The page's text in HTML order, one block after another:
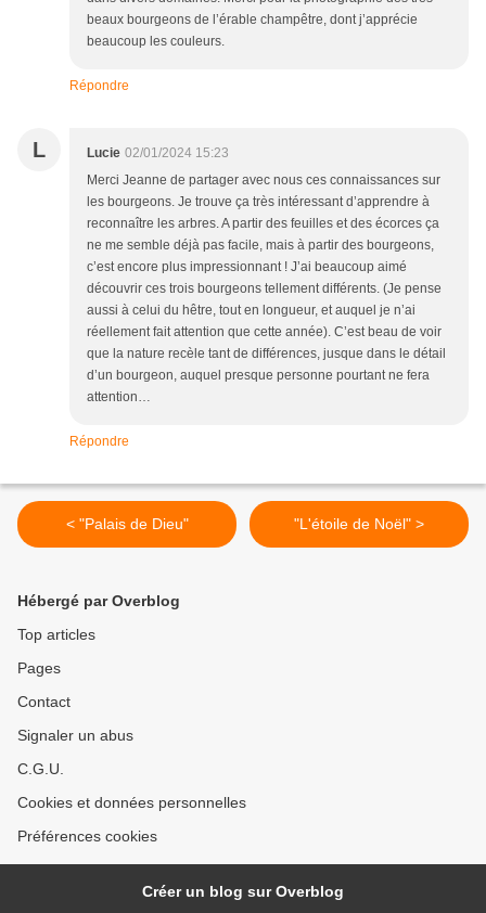
beaux bourgeons de l’érable champêtre, dont j’apprécie
beaucoup les couleurs.
Répondre
L Lucie 02/01/2024 15:23
Merci Jeanne de partager avec nous ces connaissances sur
les bourgeons. Je trouve ça très intéressant d’apprendre à
reconnaître les arbres. A partir des feuilles et des écorces ça
ne me semble déjà pas facile, mais à partir des bourgeons,
c’est encore plus impressionnant ! J’ai beaucoup aimé
découvrir ces trois bourgeons tellement différents. (Je pense
aussi à celui du hêtre, tout en longueur, et auquel je n’ai
réellement fait attention que cette année). C’est beau de voir
que la nature recèle tant de différences, jusque dans le détail
d’un bourgeon, auquel presque personne pourtant ne fera
attention…
Répondre
< "Palais de Dieu" "L'étoile de Noël" >
Hébergé par Overblog
Top articles
Pages
Contact
Signaler un abus
C.G.U.
Cookies et données personnelles
Préférences cookies
Créer un blog sur Overblog